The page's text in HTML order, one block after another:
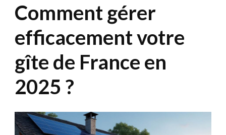
Comment gérer
efficacement votre
gîte de France en
2025 ?